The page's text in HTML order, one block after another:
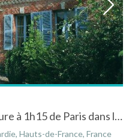
La chaise verte, belle demeure à 1h15 de Paris dans l'Oise à La Houssoye en Picardie
Hauts-de-France, France